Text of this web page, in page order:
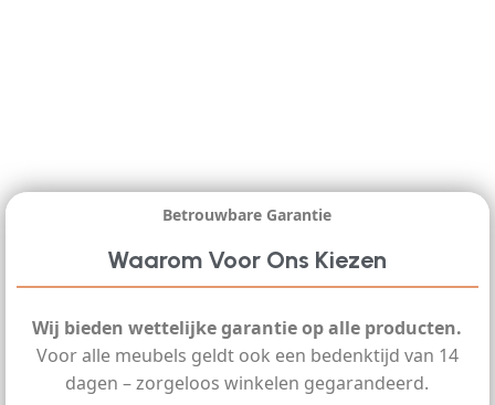
Betrouwbare Garantie
Waarom Voor Ons Kiezen
Wij bieden wettelijke garantie op alle producten.
Voor alle meubels geldt ook een bedenktijd van 14
dagen – zorgeloos winkelen gegarandeerd.